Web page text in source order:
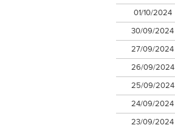
01/10/2024
30/09/2024
27/09/2024
26/09/2024
25/09/2024
24/09/2024
23/09/2024